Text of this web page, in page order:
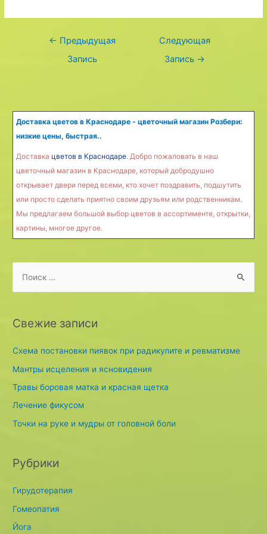
Навигация
← Предыдущая
Запись
Следующая
Запись →
Доставка цветов в Краснодаре - цветочный магазин Розбери:
низкие цены, быстрая..
Доставка цветов в Краснодаре. Добро пожаловать в наш
цветочный магазин в Краснодаре, который добродушно
открывает двери перед всеми, кто хочет поздравить, подшутить
или просто сделать приятно своим друзьям или родственникам.
Мы предлагаем большой выбор цветов в ассортименте, открытки,
картины, многое другое.
r
h
f
o
Свежие записи
Схема постановки пиявок при радикулите и ревматизме
Мантры исцеления и ясновидения
Травы боровая матка и красная щетка
Лечение фикусом
Точки на руке и мудры от головной боли
Рубрики
Гирудотерапия
Гомеопатия
Йога